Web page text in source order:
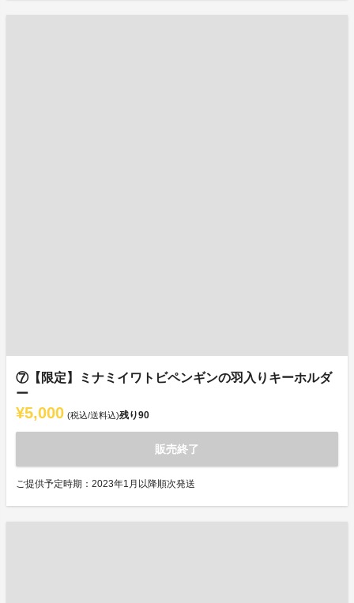
⑦【限定】ミナミイワトビペンギンの羽入りキーホルダ
ー
¥5,000 (税込/送料込)残り90
販売終了
ご提供予定時期：2023年1月以降順次発送